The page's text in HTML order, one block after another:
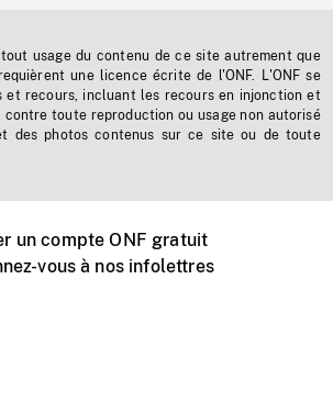
usage du contenu de ce site autrement que
une licence écrite de l'ONF. L'ONF se
et recours, incluant les recours en injonction et
contre toute reproduction ou usage non autorisé
des photos contenus sur ce site ou de toute
un compte ONF gratuit
vous à nos infolettres